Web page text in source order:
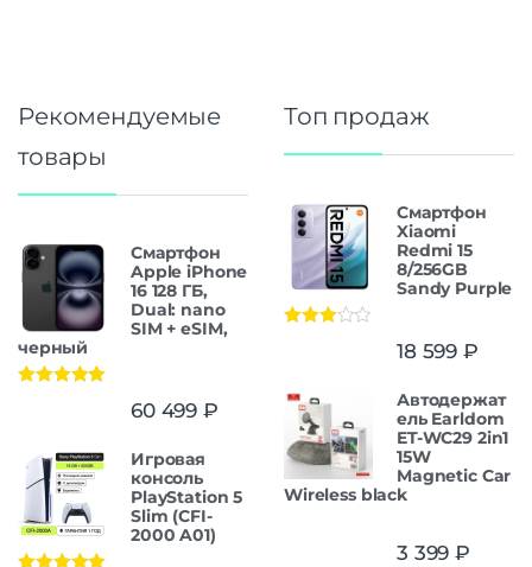
Рекомендуемые
товары
Смартфон
Apple iPhone
16 128 ГБ,
Dual: nano
SIM + eSIM,
черный
60 499 ₽
Игровая
консоль
PlayStation 5
Slim (CFI-
2000 A01)
Топ продаж
Смартфон
Xiaomi
Redmi 15
8/256GB
Sandy Purple
18 599 ₽
Автодержат
ель Earldom
ET-WC29 2in1
15W
Magnetic Car
Wireless black
3 399 ₽